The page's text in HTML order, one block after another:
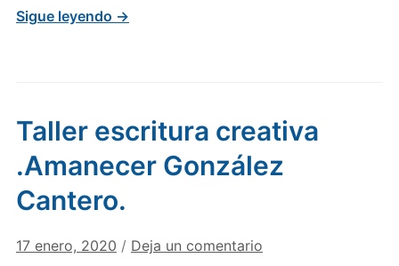
Sigue leyendo →
Taller escritura creativa
.Amanecer González
Cantero.
17 enero, 2020 / Deja un comentario